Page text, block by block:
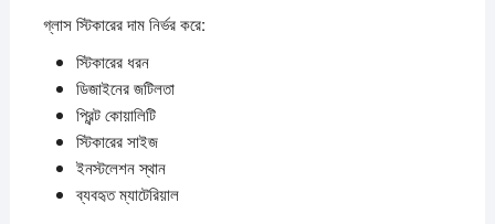
গ্লাস স্টিকারের দাম নির্ভর করে:
স্টিকারের ধরন
ডিজাইনের জটিলতা
প্রিন্ট কোয়ালিটি
স্টিকারের সাইজ
ইনস্টলেশন স্থান
ব্যবহৃত ম্যাটেরিয়াল